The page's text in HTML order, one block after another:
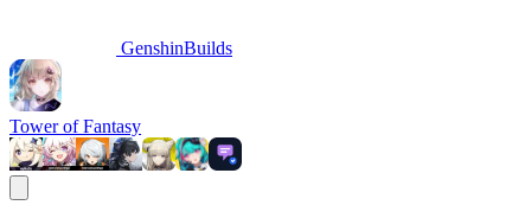
GenshinBuilds
Tower of Fantasy